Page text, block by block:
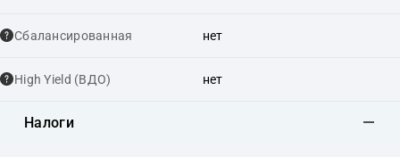
Сбалансированная нет
High Yield (ВДО) нет
Налоги